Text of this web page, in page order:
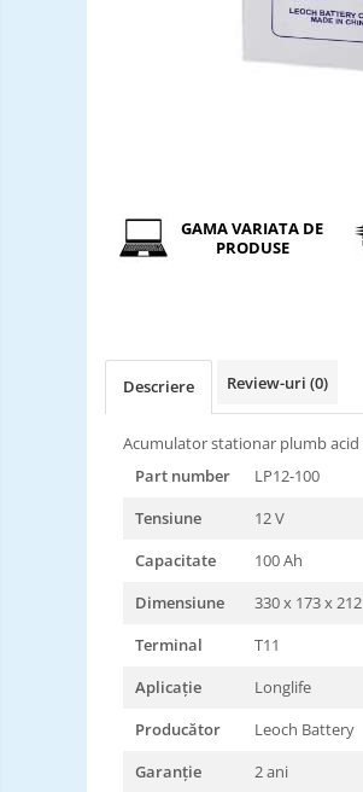
GAMA VARIATA DE
PRODUSE
Descriere Review-uri (0)
Acumulator stationar plumb acid
Part number
LP12-100
Tensiune
12 V
Capacitate
100 Ah
Dimensiune
330 x 173 x
Terminal
T11
Aplicație
Longlife
Producător
Leoch Battery
Garanție
2 ani